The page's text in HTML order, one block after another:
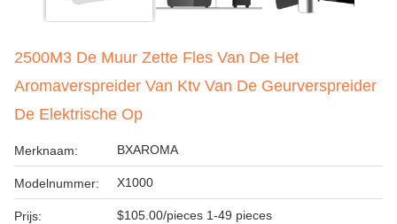
2500M3 De Muur Zette Fles Van De Het
Aromaverspreider Van Ktv Van De Geurverspreider
De Elektrische Op
Merknaam: BXAROMA
Modelnummer: X1000
Prijs: $105.00/pieces 1-49 pieces